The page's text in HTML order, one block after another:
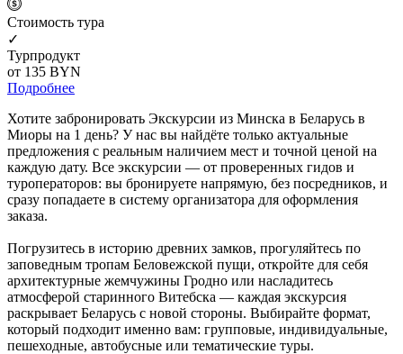
Cтоимость тура
✓
Турпродукт
от 135 BYN
Подробнее
Хотите забронировать Экскурсии из Минска в Беларусь в
Миоры на 1 день? У нас вы найдёте только актуальные
предложения с реальным наличием мест и точной ценой на
каждую дату. Все экскурсии — от проверенных гидов и
туроператоров: вы бронируете напрямую, без посредников, и
сразу попадаете в систему организатора для оформления
заказа.
Погрузитесь в историю древних замков, прогуляйтесь по
заповедным тропам Беловежской пущи, откройте для себя
архитектурные жемчужины Гродно или насладитесь
атмосферой старинного Витебска — каждая экскурсия
раскрывает Беларусь с новой стороны. Выбирайте формат,
который подходит именно вам: групповые, индивидуальные,
пешеходные, автобусные или тематические туры.